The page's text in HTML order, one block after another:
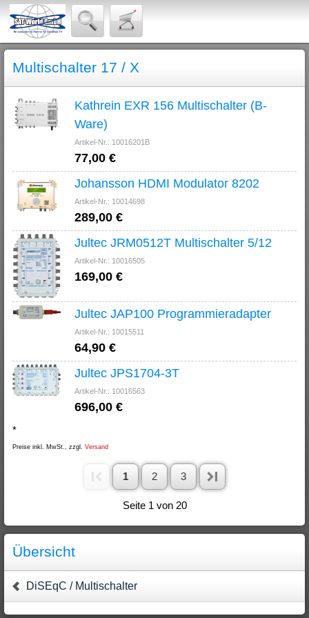
Multischalter 17 / X
Kathrein EXR 156 Multischalter (B-
Ware)
Artikel-Nr.: 10016201B
77,00 €
Johansson HDMI Modulator 8202
Artikel-Nr.: 10014698
289,00 €
Jultec JRM0512T Multischalter 5/12
Artikel-Nr.: 10016505
169,00 €
Jultec JAP100 Programmieradapter
Artikel-Nr.: 10015511
64,90 €
Jultec JPS1704-3T
Artikel-Nr.: 10016563
696,00 €
*
Preise inkl. MwSt., zzgl. Versand
1 2 3
Seite 1 von 20
Übersicht
DiSEqC / Multischalter